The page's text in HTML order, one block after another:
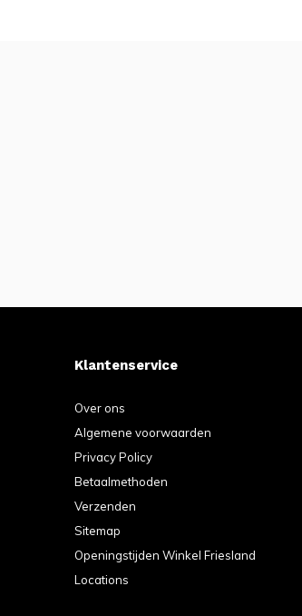
Klantenservice
Over ons
Algemene voorwaarden
Privacy Policy
Betaalmethoden
Verzenden
Sitemap
Openingstijden Winkel Friesland
Locations